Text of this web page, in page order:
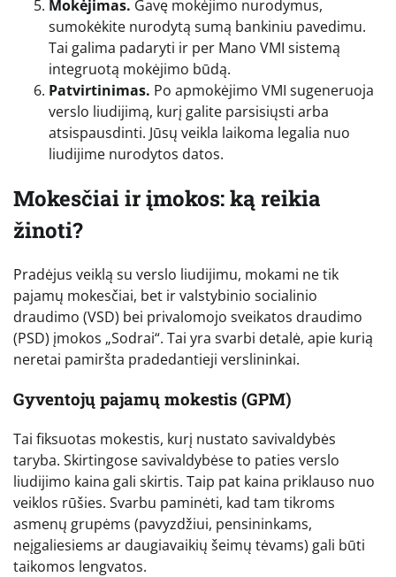
Mokėjimas. Gavę mokėjimo nurodymus,
sumokėkite nurodytą sumą bankiniu pavedimu.
Tai galima padaryti ir per Mano VMI sistemą
integruotą mokėjimo būdą.
Patvirtinimas. Po apmokėjimo VMI sugeneruoja
verslo liudijimą, kurį galite parsisiųsti arba
atsispausdinti. Jūsų veikla laikoma legalia nuo
liudijime nurodytos datos.
Mokesčiai ir įmokos: ką reikia
žinoti?
Pradėjus veiklą su verslo liudijimu, mokami ne tik
pajamų mokesčiai, bet ir valstybinio socialinio
draudimo (VSD) bei privalomojo sveikatos draudimo
(PSD) įmokos „Sodrai“. Tai yra svarbi detalė, apie kurią
neretai pamiršta pradedantieji verslininkai.
Gyventojų pajamų mokestis (GPM)
Tai fiksuotas mokestis, kurį nustato savivaldybės
taryba. Skirtingose savivaldybėse to paties verslo
liudijimo kaina gali skirtis. Taip pat kaina priklauso nuo
veiklos rūšies. Svarbu paminėti, kad tam tikroms
asmenų grupėms (pavyzdžiui, pensininkams,
neįgaliesiems ar daugiavaikių šeimų tėvams) gali būti
taikomos lengvatos.